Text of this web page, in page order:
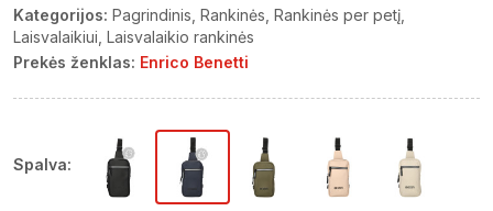
Kategorijos: Pagrindinis Rankinės Rankinės per petį
Laisvalaikiui Laisvalaikio rankinės
Prekės ženklas: Enrico Benetti
Spalva: